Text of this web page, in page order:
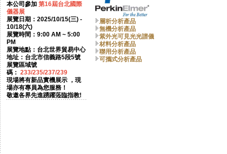
本公司參加 第16屆台北國際
儀器展
展覽日期：2025/10/15(三) -
10/18(六)
展覽時間：9:00 AM ~ 5:00
PM
展覽地點：台北世界貿易中心
地址：台北市信義路5段5號
展覽區域號
碼： 233/235/237/239
現場將有新品實機展示 ，現
場亦有專員為您服務！
敬邀各界先進踴躍蒞臨指教!
層析分析產品
無機分析產品
紫外光可見光光譜儀
材料分析產品
聯用分析產品
可攜式分析產品